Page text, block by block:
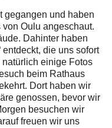
und haben
Oulu angeschaut.
Dahinter haben
die uns sofort
einige Fotos
beim Rathaus
Dort haben wir
genossen, bevor wir
besuchen wir
freuen wir uns